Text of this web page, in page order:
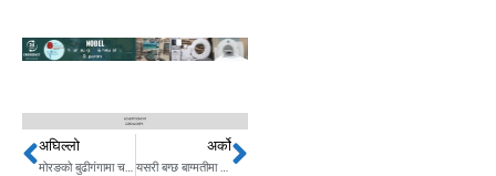
Prev
अघिल्लो अर्कोNext